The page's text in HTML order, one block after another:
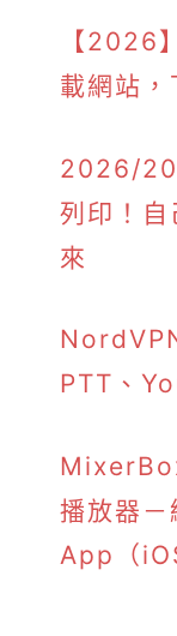
【2026
載網站
2026/
列印！自
來
PTT、
播放器－
App（